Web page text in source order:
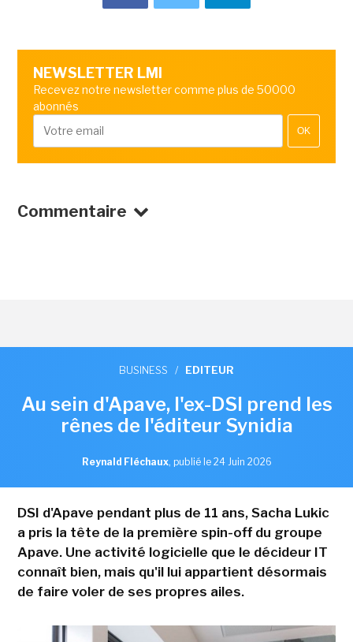
NEWSLETTER LMI
Recevez notre newsletter comme plus de 50000
abonnés
OK
Commentaire
BUSINESS / EDITEUR
Au sein d'Apave, l'ex-DSI prend les
rênes de l'éditeur Synidia
Reynald Fléchaux, publié le 24 Juin 2026
DSI d'Apave pendant plus de 11 ans, Sacha Lukic
a pris la tête de la première spin-off du groupe
Apave. Une activité logicielle que le décideur IT
connaît bien, mais qu'il lui appartient désormais
de faire voler de ses propres ailes.